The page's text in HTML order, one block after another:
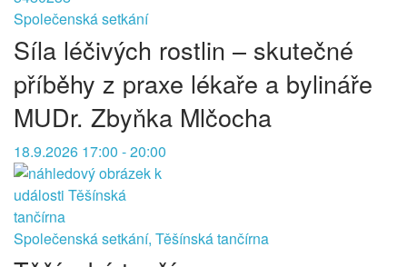
Společenská setkání
Síla léčivých rostlin – skutečné
příběhy z praxe lékaře a bylináře
MUDr. Zbyňka Mlčocha
18.9.2026 17:00 - 20:00
Společenská setkání, Těšínská tančírna